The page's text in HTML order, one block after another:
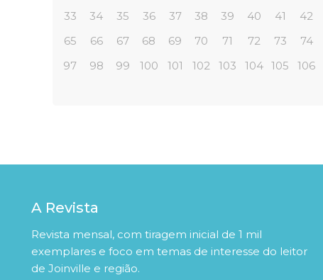
33
34 35 36 37 38 39 40 41 42
65
66 67 68 69 70 71 72 73 74
97
98 99 100 101 102 103 104 105 106
A Revista
Revista mensal, com tiragem inicial de 1 mil
exemplares e foco em temas de interesse do leitor
de Joinville e região.